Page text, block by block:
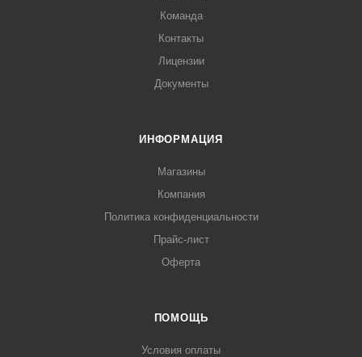
Команда
Контакты
Лицензии
Документы
ИНФОРМАЦИЯ
Магазины
Компания
Политика конфиденциальности
Прайс-лист
Оферта
ПОМОЩЬ
Условия оплаты